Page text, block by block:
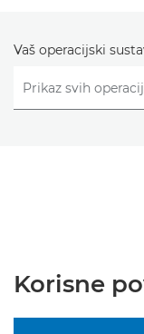
Vaš operacijski
Korisne